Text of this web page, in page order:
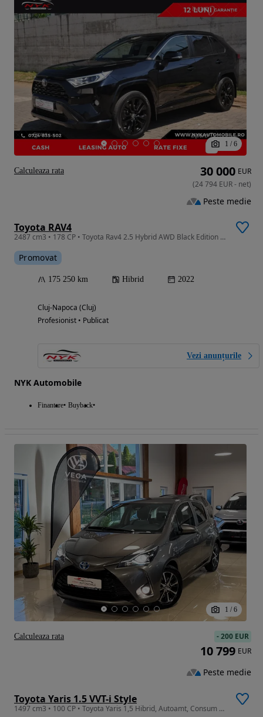
1 / 6
Toyota RAV4
2487 cm3 • 178 CP • Toyota Rav4 2.5 Hybrid AWD Black Edition /Rate fixe/Leasing/Garantie
Promovat
175 250 km Hibrid 2022
Cluj-Napoca (Cluj)
Profesionist • Publicat
Vezi anunțurile
NYK Automobile
Finantare Buyback
30 000 EUR
(24 794 EUR- net)
Peste medie
Calculeaza rata
1 / 6
Toyota Yaris 1.5 VVT-i Style
1497 cm3 • 100 CP • Toyota Yaris 1,5 Hibrid, Autoamt, Consum 3,8%, Garantie , Rate
-200 EUR
10 799 EUR
Peste medie
Calculeaza rata